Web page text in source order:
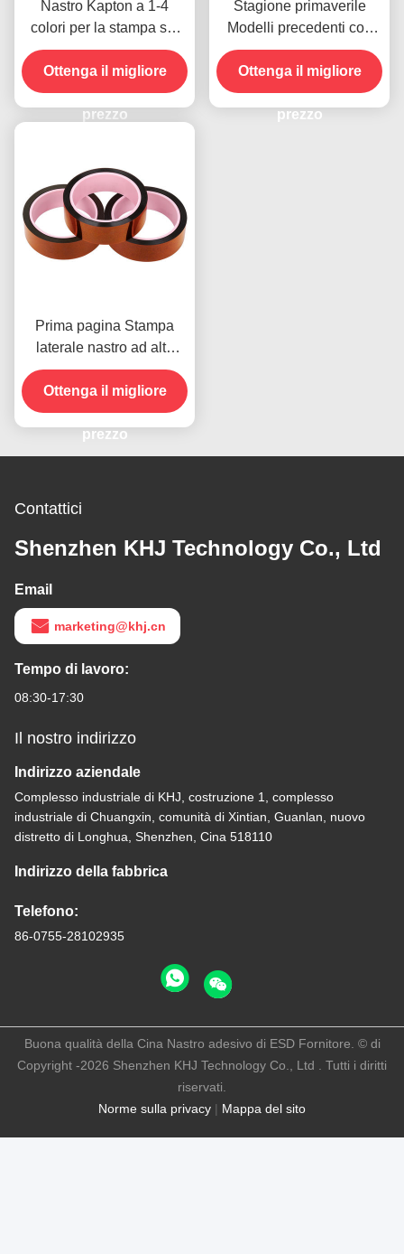
Nastro Kapton a 1-4
colori per la stampa sul
lato anteriore
Ottenga il migliore
prezzo
Stagione primaverile
Modelli precedenti con
resistenza all'umidità e
resistenza alla buccia
2.5N/25mm
Ottenga il migliore
prezzo
Prima pagina Stampa
laterale nastro ad alta
temperatura per il
prodotto in magazzino
Ottenga il migliore
prezzo
Contattici
Shenzhen KHJ Technology Co., Ltd
Email
marketing@khj.cn
Tempo di lavoro:
08:30-17:30
Il nostro indirizzo
Indirizzo aziendale
Complesso industriale di KHJ, costruzione 1, complesso
industriale di Chuangxin, comunità di Xintian, Guanlan, nuovo
distretto di Longhua, Shenzhen, Cina 518110
Indirizzo della fabbrica
Telefono:
86-0755-28102935
Norme sulla privacy | Mappa del sito
Buona qualità della Cina Nastro adesivo di ESD Fornitore. © di
Copyright -2026 Shenzhen KHJ Technology Co., Ltd . Tutti i diritti
riservati.